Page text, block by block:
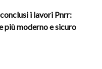
i lavori Pnrr:
più moderno e sicuro